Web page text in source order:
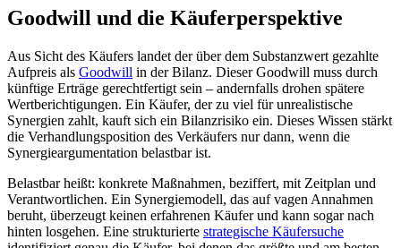
Goodwill und die Käuferperspektive
Aus Sicht des Käufers landet der über dem Substanzwert gezahlte
Aufpreis als Goodwill in der Bilanz. Dieser Goodwill muss durch
künftige Erträge gerechtfertigt sein – andernfalls drohen spätere
Wertberichtigungen. Ein Käufer, der zu viel für unrealistische
Synergien zahlt, kauft sich ein Bilanzrisiko ein. Dieses Wissen stärkt
die Verhandlungsposition des Verkäufers nur dann, wenn die
Synergieargumentation belastbar ist.
Belastbar heißt: konkrete Maßnahmen, beziffert, mit Zeitplan und
Verantwortlichen. Ein Synergiemodell, das auf vagen Annahmen
beruht, überzeugt keinen erfahrenen Käufer und kann sogar nach
hinten losgehen. Eine strukturierte strategische Käufersuche